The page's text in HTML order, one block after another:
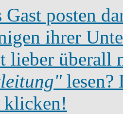
Gast posten
ihrer
lieber überall
lesen?
klicken!